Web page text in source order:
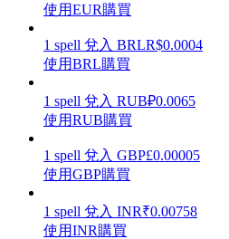
增值寶
使用EUR購買
1 spell 兌入 BRLR$0.0004
使用BRL購買
1 spell 兌入 RUB₽0.0065
使用RUB購買
1 spell 兌入 GBP£0.00005
使用GBP購買
1 spell 兌入 INR₹0.00758
使用INR購買